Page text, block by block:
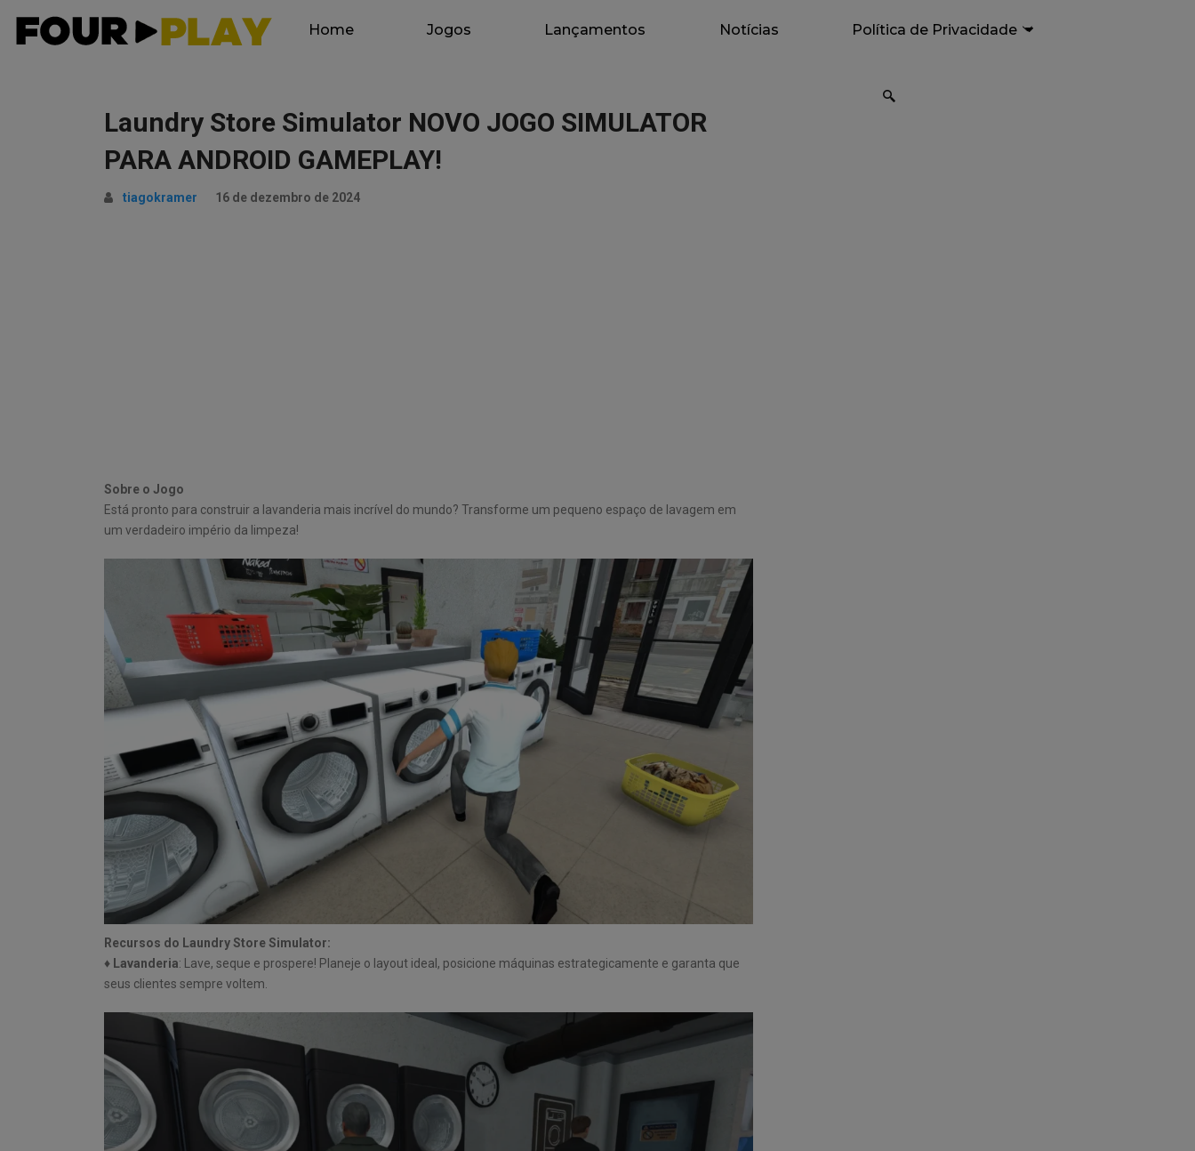
Home Jogos Lançamentos Notícias Política de Privacidade
Laundry Store Simulator NOVO JOGO SIMULATOR
PARA ANDROID GAMEPLAY!
tiagokramer 16 de dezembro de 2024
Sobre o Jogo
Está pronto para construir a lavanderia mais incrível do mundo? Transforme um pequeno espaço de lavagem em
um verdadeiro império da limpeza!
Recursos do Laundry Store Simulator:
♦ Lavanderia: Lave, seque e prospere! Planeje o layout ideal, posicione máquinas estrategicamente e garanta que
seus clientes sempre voltem.